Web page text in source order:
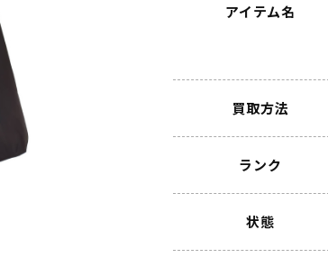
アイテム名
買取方法
ランク
状態